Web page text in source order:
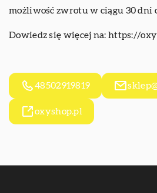
możliwość zwrotu w ciągu 30 dni
Dowiedz się więcej na: https://
48502919819
oxyshop.pl